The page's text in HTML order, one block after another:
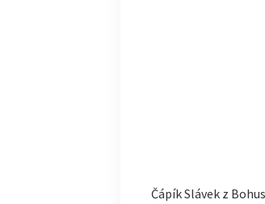
Čápík Slávek z